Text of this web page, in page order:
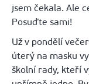
jsem čekala. Ale
Posuďte sami!
Už v pondělí
úterý na masku
školní rady, kteří